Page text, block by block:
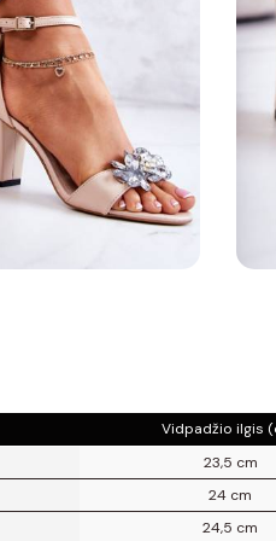
Vidpadžio ilgis
23,5 cm
24 cm
24,5 cm